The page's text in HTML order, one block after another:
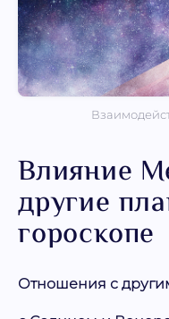
Влияние
другие
гороскопе
Отношения с